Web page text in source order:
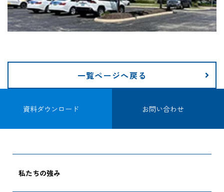
一覧ページへ戻る
資料ダウンロード お問い合わせ
私たちの強み